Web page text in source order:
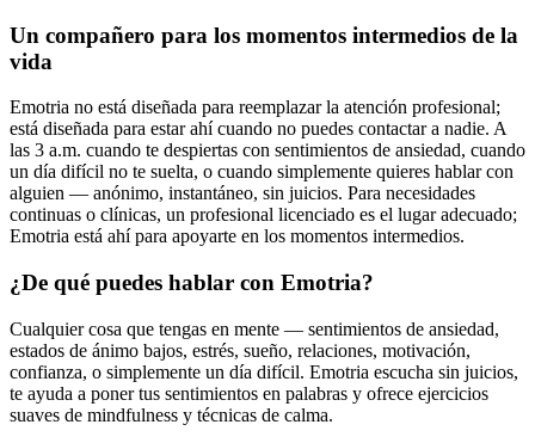
Un compañero para los momentos intermedios de la
vida
Emotria no está diseñada para reemplazar la atención profesional;
está diseñada para estar ahí cuando no puedes contactar a nadie. A
las 3 a.m. cuando te despiertas con sentimientos de ansiedad, cuando
un día difícil no te suelta, o cuando simplemente quieres hablar con
alguien — anónimo, instantáneo, sin juicios. Para necesidades
continuas o clínicas, un profesional licenciado es el lugar adecuado;
Emotria está ahí para apoyarte en los momentos intermedios.
¿De qué puedes hablar con Emotria?
Cualquier cosa que tengas en mente — sentimientos de ansiedad,
estados de ánimo bajos, estrés, sueño, relaciones, motivación,
confianza, o simplemente un día difícil. Emotria escucha sin juicios,
te ayuda a poner tus sentimientos en palabras y ofrece ejercicios
suaves de mindfulness y técnicas de calma.